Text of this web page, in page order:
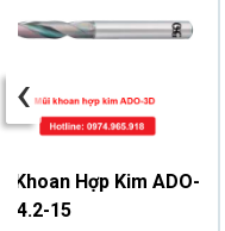
Khoan Hợp Kim ADO-
14.2-15
‹